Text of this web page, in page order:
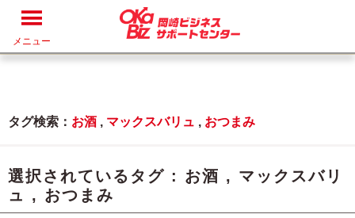
メニュー
タグ検索： お酒 , マックスバリュ , おつまみ
選択されているタグ : お酒 , マックスバリ
ュ , おつまみ